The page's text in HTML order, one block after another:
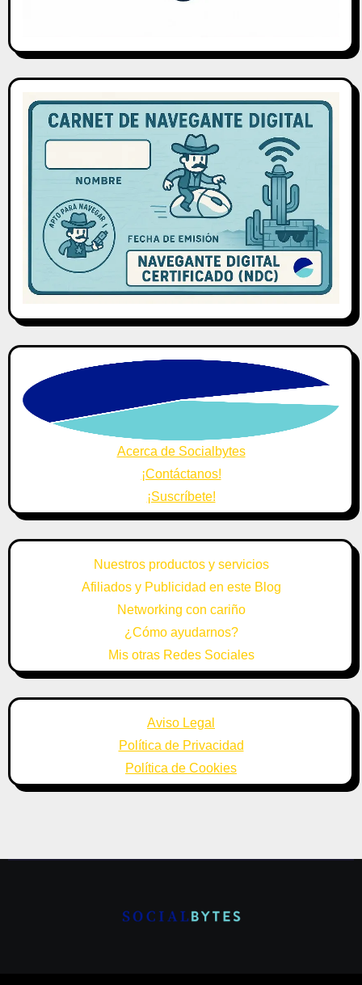
Acerca de Socialbytes
¡Contáctanos!
¡Suscríbete!
Nuestros productos y servicios
Afiliados y Publicidad en este Blog
Networking con cariño
¿Cómo ayudarnos?
Mis otras Redes Sociales
Aviso Legal
Política de Privacidad
Política de Cookies